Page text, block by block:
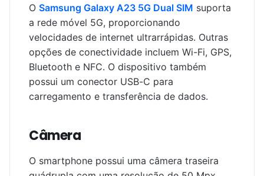
O Samsung Galaxy A23 5G Dual SIM suporta
a rede móvel 5G, proporcionando
velocidades de internet ultrarrápidas. Outras
opções de conectividade incluem Wi-Fi, GPS,
Bluetooth e NFC. O dispositivo também
possui um conector USB-C para
carregamento e transferência de dados.
Câmera
O smartphone possui uma câmera traseira